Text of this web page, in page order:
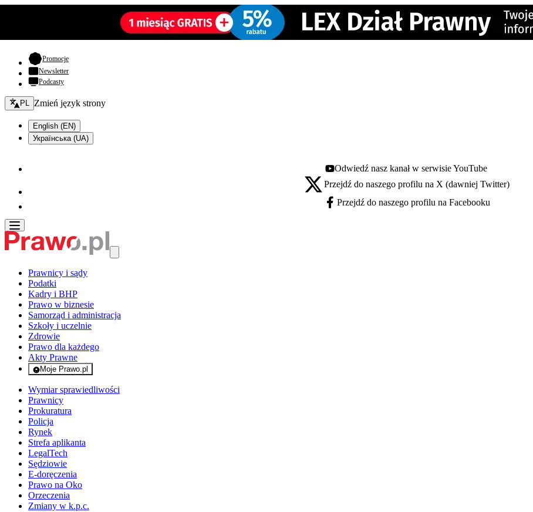
Promocje- otwiera się w nowej karcie
Newsletter
Podcasty
Zmień język - bieżący:
PL Zmień język strony
English (EN)
Українська (UA)
Youtube - otwiera się w nowej karcie
Odwiedź nasz kanał w serwisie YouTube
X - otwiera się w nowej karcie
Przejdź do naszego profilu na X (dawniej Twitter)
Facebook - otwiera się w nowej karcie
Przejdź do naszego profilu na Facebooku
Prawnicy i sądy
Podatki
Kadry i BHP
Prawo w biznesie
Samorząd i administracja
Szkoły i uczelnie
Zdrowie
Prawo dla każdego
Akty Prawne
Moje Prawo.pl
- rejestracja i logowanie do serwisu
Wymiar sprawiedliwości
Prawnicy
Prokuratura
Policja
Rynek
Strefa aplikanta
LegalTech
Sędziowie
E-doręczenia
Prawo na Oko
Orzeczenia
Zmiany w k.p.c.